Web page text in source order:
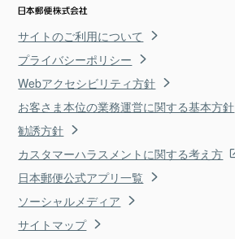
サイトのご利用について
プライバシーポリシー
Webアクセシビリティ方針
お客さま本位の業務運営に関する基本方針
勧誘方針
カスタマーハラスメントに関する考え方
日本郵便公式アプリ一覧
ソーシャルメディア
サイトマップ